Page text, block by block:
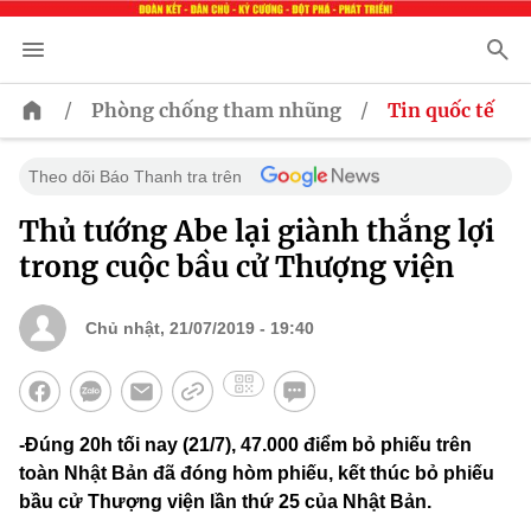
/ Phòng chống tham nhũng / Tin quốc tế
Theo dõi Báo Thanh tra trên
Thủ tướng Abe lại giành thắng lợi
trong cuộc bầu cử Thượng viện
Chủ nhật, 21/07/2019 - 19:40
-Đúng 20h tối nay (21/7), 47.000 điểm bỏ phiếu trên
toàn Nhật Bản đã đóng hòm phiếu, kết thúc bỏ phiếu
bầu cử Thượng viện lần thứ 25 của Nhật Bản.